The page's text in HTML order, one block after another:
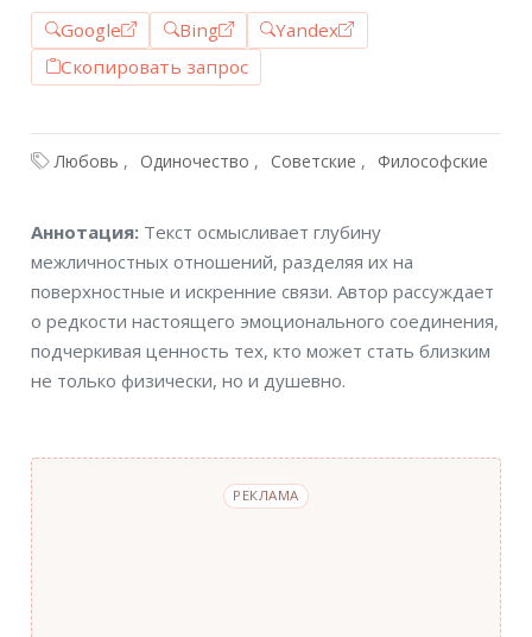
Google Bing
Yandex
Скопировать запрос
Любовь Одиночество Советские Философские
Аннотация
Аннотация: Текст осмысливает глубину
межличностных отношений, разделяя их на
поверхностные и искренние связи. Автор рассуждает
о редкости настоящего эмоционального соединения,
подчеркивая ценность тех, кто может стать близким
не только физически, но и душевно.
РЕКЛАМА